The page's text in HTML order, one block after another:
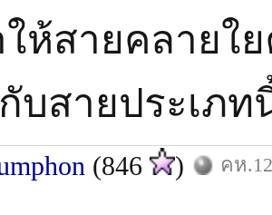
ห้สายคลายใ
บสายประเภท
(846 ) คห